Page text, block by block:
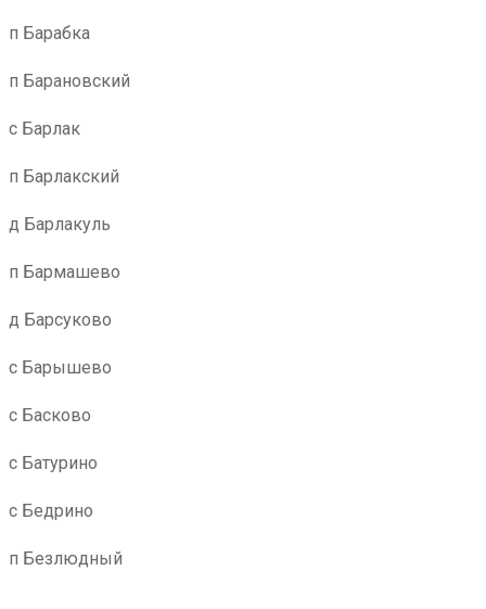
п Барабка
п Барановский
с Барлак
п Барлакский
д Барлакуль
п Бармашево
д Барсуково
с Барышево
с Басково
с Батурино
с Бедрино
п Безлюдный